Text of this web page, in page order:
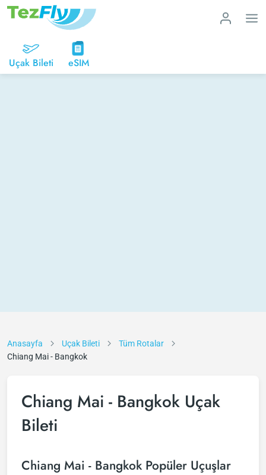
Uçak Bileti eSIM
Anasayfa Uçak Bileti
Tüm Rotalar
Chiang Mai - Bangkok
Chiang Mai - Bangkok Uçak
Bileti
Chiang Mai - Bangkok Popüler Uçuşlar